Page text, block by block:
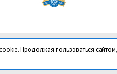
Продолжая пользоваться